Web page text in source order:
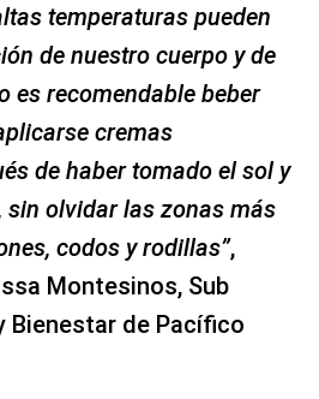
temperaturas pueden
de nuestro cuerpo y de
es recomendable beber
cremas
de haber tomado el sol y
sin olvidar las zonas más
codos y rodillas”,
Montesinos, Sub
Bienestar de Pacífico